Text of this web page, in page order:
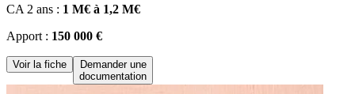
CA 2 ans : 1 M€ à 1,2 M€
Apport : 150 000 €
Voir la fiche
Demander une
documentation